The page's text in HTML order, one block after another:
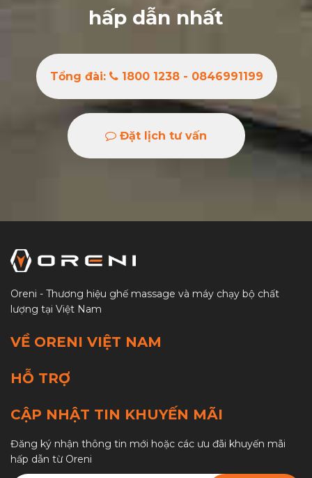
hấp dẫn nhất
Tổng đài: 1800 1238 - 0846991199
Đặt lịch tư vấn
Oreni - Thương hiệu ghế massage và máy chạy bộ chất
lượng tại Việt Nam
VỀ ORENI VIỆT NAM
HỖ TRỢ
CẬP NHẬT TIN KHUYẾN MÃI
Đăng ký nhận thông tin mới hoặc các ưu đãi khuyến mãi
hấp dẫn từ Oreni